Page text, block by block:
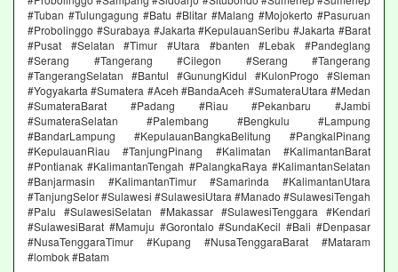
#Tuban #Tulungagung #Batu #Blitar #Malang #Mojokerto #Pasuruan
#Probolinggo #Surabaya #Jakarta #KepulauanSeribu #Jakarta #Barat
#Pusat #Selatan #Timur #Utara #banten #Lebak #Pandeglang
#Serang #Tangerang #Cilegon #Serang #Tangerang
#TangerangSelatan #Bantul #GunungKidul #KulonProgo #Sleman
#Yogyakarta #Sumatera #Aceh #BandaAceh #SumateraUtara #Medan
#SumateraBarat #Padang #Riau #Pekanbaru #Jambi
#SumateraSelatan #Palembang #Bengkulu #Lampung
#BandarLampung #KepulauanBangkaBelitung #PangkalPinang
#KepulauanRiau #TanjungPinang #Kalimatan #KalimantanBarat
#Pontianak #KalimantanTengah #PalangkaRaya #KalimantanSelatan
#Banjarmasin #KalimantanTimur #Samarinda #KalimantanUtara
#TanjungSelor #Sulawesi #SulawesiUtara #Manado #SulawesiTengah
#Palu #SulawesiSelatan #Makassar #SulawesiTenggara #Kendari
#SulawesiBarat #Mamuju #Gorontalo #SundaKecil #Bali #Denpasar
#NusaTenggaraTimur #Kupang #NusaTenggaraBarat #Mataram
#lombok #Batam